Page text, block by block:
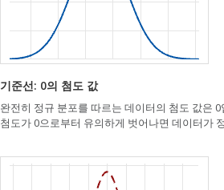
기준선: 0의 첨도 값
완전히 정규 분포를 따르는 데이터의 첨도 값은
첨도가 0으로부터 유의하게 벗어나면 데이터가